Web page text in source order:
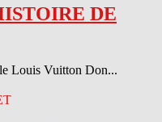
DE
Louis Vuitton Don...